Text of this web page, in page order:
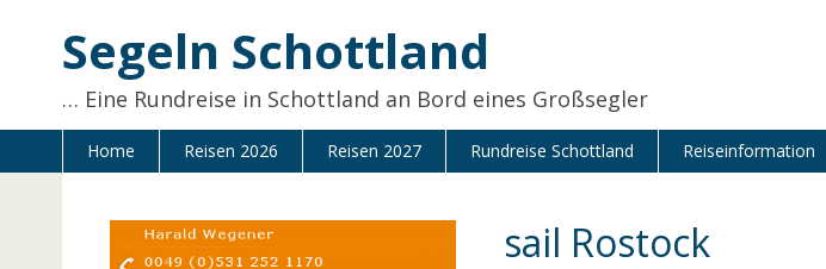
springenSegeln Schottland
… Eine Rundreise in Schottland an Bord eines Großsegler
Home Reisen 2026 Reisen 2027 Rundreise Schottland Reiseinformation
sail Rostock